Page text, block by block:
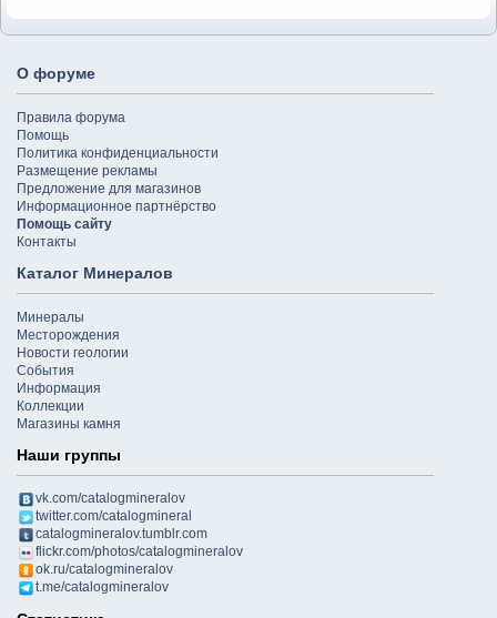
О форуме
Правила форума
Помощь
Политика конфиденциальности
Размещение рекламы
Предложение для магазинов
Информационное партнёрство
Помощь сайту
Контакты
Каталог Минералов
Минералы
Месторождения
Новости геологии
События
Информация
Коллекции
Магазины камня
Наши группы
vk.com/catalogmineralov
twitter.com/catalogmineral
catalogmineralov.tumblr.com
flickr.com/photos/catalogmineralov
ok.ru/catalogmineralov
t.me/catalogmineralov